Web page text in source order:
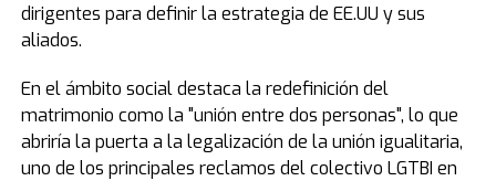
dirigentes para definir la estrategia de EE.UU y sus
aliados.
En el ámbito social destaca la redefinición del
matrimonio como la "unión entre dos personas", lo que
abriría la puerta a la legalización de la unión igualitaria,
uno de los principales reclamos del colectivo LGTBI en